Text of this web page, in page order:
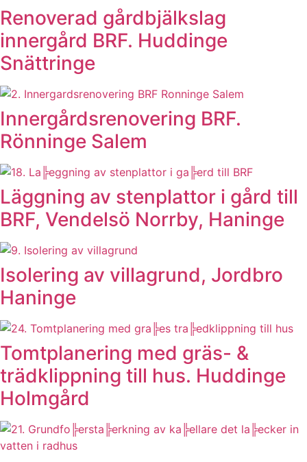
Renoverad gårdbjälkslag
innergård BRF. Huddinge
Snättringe
Innergårdsrenovering BRF.
Rönninge Salem
Läggning av stenplattor i gård till
BRF, Vendelsö Norrby, Haninge
Isolering av villagrund, Jordbro
Haninge
Tomtplanering med gräs- &
trädklippning till hus. Huddinge
Holmgård